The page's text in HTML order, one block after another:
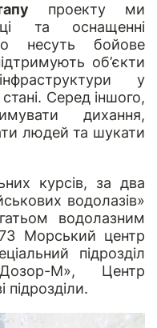
проекту ми
та оснащенні
несуть бойове
об’єкти
у
Серед іншого,
дихання,
людей та шукати
курсів, за два
водолазів»
водолазним
Морський центр
підрозділ
М», Центр
підрозділи.